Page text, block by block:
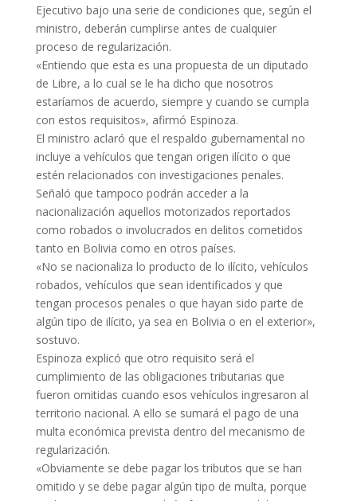
Ejecutivo bajo una serie de condiciones que, según el
ministro, deberán cumplirse antes de cualquier
proceso de regularización.
«Entiendo que esta es una propuesta de un diputado
de Libre, a lo cual se le ha dicho que nosotros
estaríamos de acuerdo, siempre y cuando se cumpla
con estos requisitos», afirmó Espinoza.
El ministro aclaró que el respaldo gubernamental no
incluye a vehículos que tengan origen ilícito o que
estén relacionados con investigaciones penales.
Señaló que tampoco podrán acceder a la
nacionalización aquellos motorizados reportados
como robados o involucrados en delitos cometidos
tanto en Bolivia como en otros países.
«No se nacionaliza lo producto de lo ilícito, vehículos
robados, vehículos que sean identificados y que
tengan procesos penales o que hayan sido parte de
algún tipo de ilícito, ya sea en Bolivia o en el exterior»,
sostuvo.
Espinoza explicó que otro requisito será el
cumplimiento de las obligaciones tributarias que
fueron omitidas cuando esos vehículos ingresaron al
territorio nacional. A ello se sumará el pago de una
multa económica prevista dentro del mecanismo de
regularización.
«Obviamente se debe pagar los tributos que se han
omitido y se debe pagar algún tipo de multa, porque